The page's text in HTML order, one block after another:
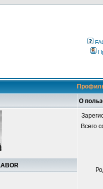
О
Всего